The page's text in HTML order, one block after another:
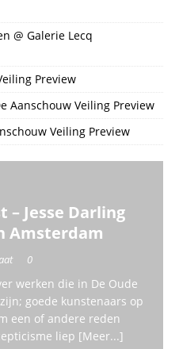
@ Galerie Lecq
Preview
Aanschouw Veiling Preview
Veiling Preview
– Jesse Darling
Amsterdam
0
werken die in De Oude
goede kunstenaars op
een of andere reden
liep [Meer...]